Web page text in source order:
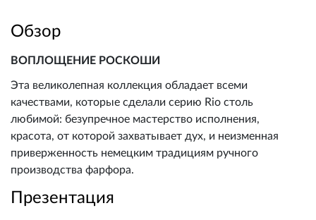
Обзор
ВОПЛОЩЕНИЕ РОСКОШИ
Эта великолепная коллекция обладает всеми
качествами, которые сделали серию Rio столь
любимой: безупречное мастерство исполнения,
красота, от которой захватывает дух, и неизменная
приверженность немецким традициям ручного
производства фарфора.
Презентация